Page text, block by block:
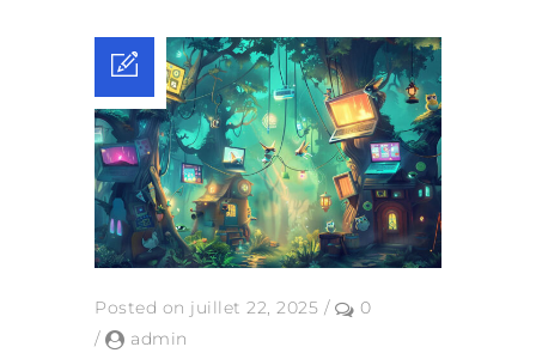
Posted on juillet 22, 2025 /
0
/
admin